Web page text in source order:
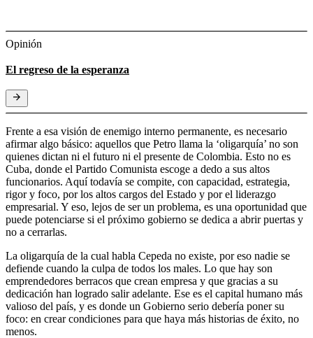
Opinión
El regreso de la esperanza
Frente a esa visión de enemigo interno permanente, es necesario
afirmar algo básico: aquellos que Petro llama la ‘oligarquía’ no son
quienes dictan ni el futuro ni el presente de Colombia. Esto no es
Cuba, donde el Partido Comunista escoge a dedo a sus altos
funcionarios. Aquí todavía se compite, con capacidad, estrategia,
rigor y foco, por los altos cargos del Estado y por el liderazgo
empresarial. Y eso, lejos de ser un problema, es una oportunidad que
puede potenciarse si el próximo gobierno se dedica a abrir puertas y
no a cerrarlas.
La oligarquía de la cual habla Cepeda no existe, por eso nadie se
defiende cuando la culpa de todos los males. Lo que hay son
emprendedores berracos que crean empresa y que gracias a su
dedicación han logrado salir adelante. Ese es el capital humano más
valioso del país, y es donde un Gobierno serio debería poner su
foco: en crear condiciones para que haya más historias de éxito, no
menos.